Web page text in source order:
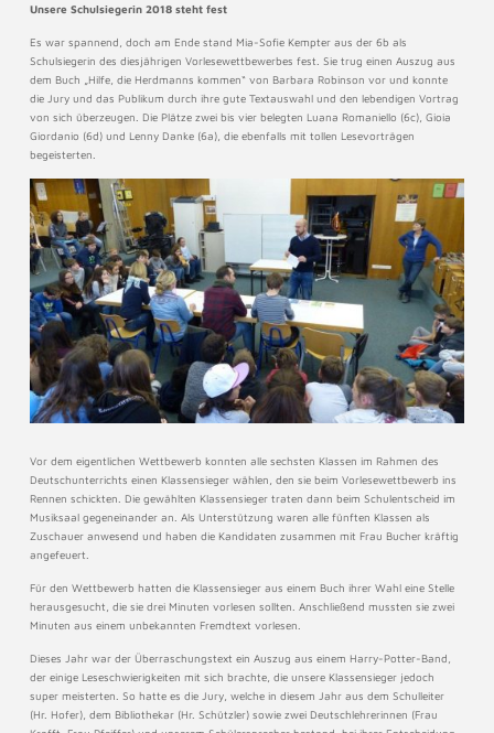
Unsere Schulsiegerin 2018 steht fest
Es war spannend, doch am Ende stand Mia-Sofie Kempter aus der 6b als
Schulsiegerin des diesjährigen Vorlesewettbewerbes fest. Sie trug einen Auszug aus
dem Buch „Hilfe, die Herdmanns kommen“ von Barbara Robinson vor und konnte
die Jury und das Publikum durch ihre gute Textauswahl und den lebendigen Vortrag
von sich überzeugen. Die Plätze zwei bis vier belegten Luana Romaniello (6c), Gioia
Giordanio (6d) und Lenny Danke (6a), die ebenfalls mit tollen Lesevorträgen
begeisterten.
Vor dem eigentlichen Wettbewerb konnten alle sechsten Klassen im Rahmen des
Deutschunterrichts einen Klassensieger wählen, den sie beim Vorlesewettbewerb ins
Rennen schickten. Die gewählten Klassensieger traten dann beim Schulentscheid im
Musiksaal gegeneinander an. Als Unterstützung waren alle fünften Klassen als
Zuschauer anwesend und haben die Kandidaten zusammen mit Frau Bucher kräftig
angefeuert.
Für den Wettbewerb hatten die Klassensieger aus einem Buch ihrer Wahl eine Stelle
herausgesucht, die sie drei Minuten vorlesen sollten. Anschließend mussten sie zwei
Minuten aus einem unbekannten Fremdtext vorlesen.
Dieses Jahr war der Überraschungstext ein Auszug aus einem Harry-Potter-Band,
der einige Leseschwierigkeiten mit sich brachte, die unsere Klassensieger jedoch
super meisterten. So hatte es die Jury, welche in diesem Jahr aus dem Schulleiter
(Hr. Hofer), dem Bibliothekar (Hr. Schützler) sowie zwei Deutschlehrerinnen (Frau